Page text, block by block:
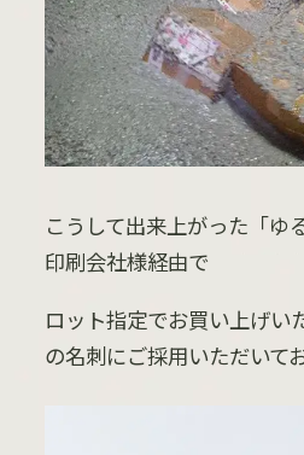
こうして出来上がった「ゆ
印刷会社様経由で
ロット指定でお買い上げい
の名刺にご採用いただいて